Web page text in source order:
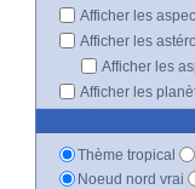
Afficher les
Afficher les
Afficher les
Afficher les
Thème tropical
Noeud nord vrai